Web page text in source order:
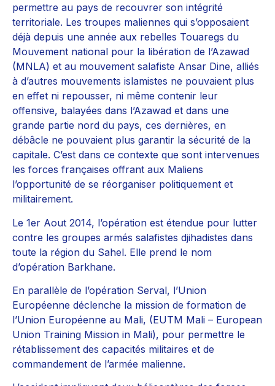
permettre au pays de recouvrer son intégrité
territoriale. Les troupes maliennes qui s’opposaient
déjà depuis une année aux rebelles Touaregs du
Mouvement national pour la libération de l’Azawad
(MNLA) et au mouvement salafiste Ansar Dine, alliés
à d’autres mouvements islamistes ne pouvaient plus
en effet ni repousser, ni même contenir leur
offensive, balayées dans l’Azawad et dans une
grande partie nord du pays, ces dernières, en
débâcle ne pouvaient plus garantir la sécurité de la
capitale. C’est dans ce contexte que sont intervenues
les forces françaises offrant aux Maliens
l’opportunité de se réorganiser politiquement et
militairement.
Le 1er Aout 2014, l’opération est étendue pour lutter
contre les groupes armés salafistes djihadistes dans
toute la région du Sahel. Elle prend le nom
d’opération Barkhane.
En parallèle de l’opération Serval, l’Union
Européenne déclenche la mission de formation de
l’Union Européenne au Mali, (EUTM Mali – European
Union Training Mission in Mali), pour permettre le
rétablissement des capacités militaires et de
commandement de l’armée malienne.